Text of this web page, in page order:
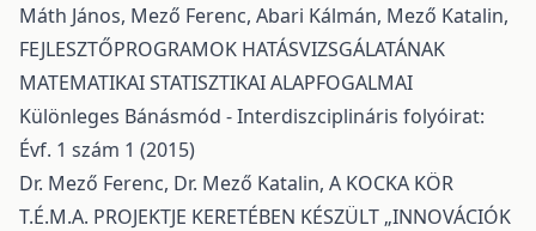
Máth János, Mező Ferenc, Abari Kálmán, Mező Katalin,
FEJLESZTŐPROGRAMOK HATÁSVIZSGÁLATÁNAK
MATEMATIKAI STATISZTIKAI ALAPFOGALMAI
Különleges Bánásmód - Interdiszciplináris folyóirat:
Évf. 1 szám 1 (2015)
Dr. Mező Ferenc, Dr. Mező Katalin, A KOCKA KÖR
T.É.M.A. PROJEKTJE KERETÉBEN KÉSZÜLT „INNOVÁCIÓK